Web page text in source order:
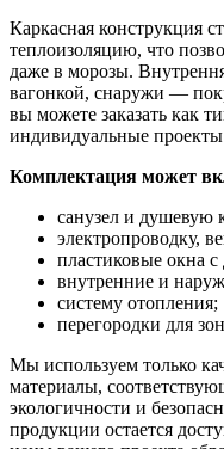
Каркасная конструкция
теплоизоляцию, что
даже в морозы.
вагонкой, снаружи —
вы можете заказать как
индивидуальные
Комплектация может
санузел и душевую
электропроводку,
пластиковые окна
внутренние и
систему отопления;
перегородки для
Мы используем только
материалы,
экологичности и
продукции остается